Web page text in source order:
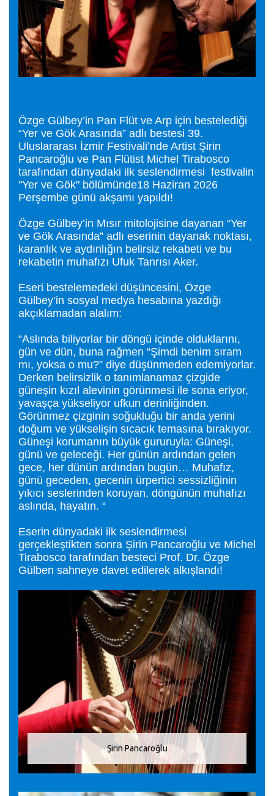
Özge Gülbey’in Pan Flüt ve Arp için bestelediği
“Yer ve Gök Arasında” adlı bestesi 39.
Uluslararası İzmir Festivali’nde Artist Şirin
Pancaroğlu ve Pan Flütist Michel Tirabosco
tarafından dünyadaki ilk seslendirmesi festivalin
"Yer ve Gök" bölümünde18 Haziran 2026
Perşembe günü akşamı yapıldı!
Özge Gülbey’in Mısır mitolojisine dayanan “Yer
ve Gök Arasında” adlı eserinin dayanak noktası,
karanlık ve aydınlığın belirsiz rekabeti ve bu
rekabetin muhafızı Ufuk Tanrısı Aker.
Eseri bestelemedeki düşüncesini, Özge
Gülbey’in sosyal medya hesabına yazdığı
akçıklamadan alalım:
“Aslında biliyorlar bir döngü içinde olduklarını,
gün ve dün, buna rağmen “Şimdi benim sıram
mı, yoksa o mu?” diye düşünmeden edemiyorlar.
Derken belirsizlik o tanımlanamaz çizgide
güneşin kızıl alevinin görünmesi ile sona eriyor,
yavaşça yükseliyor ufkun derinliğinden.
Görünmez çizginin soğukluğu bir anda yerini
doğum ve yükselişin sıcacık temasına bırakıyor.
Güneşi korumanın büyük gururuyla: Güneşi,
günü ve geleceği. Her günün ardından gelen
gece, her dünün ardından bugün… Muhafız,
günü geceden, gecenin ürpertici sessizliğinin
yıkıcı seslerinden koruyan, döngünün muhafızı
aslında, hayatın. “
Eserin dünyadaki ilk seslendirmesi
gerçekleştikten sonra Şirin Pancaroğlu ve Michel
Tirabosco tarafından besteci Prof. Dr. Özge
Gülben sahneye davet edilerek alkışlandı!
Şirin Pancaroğlu